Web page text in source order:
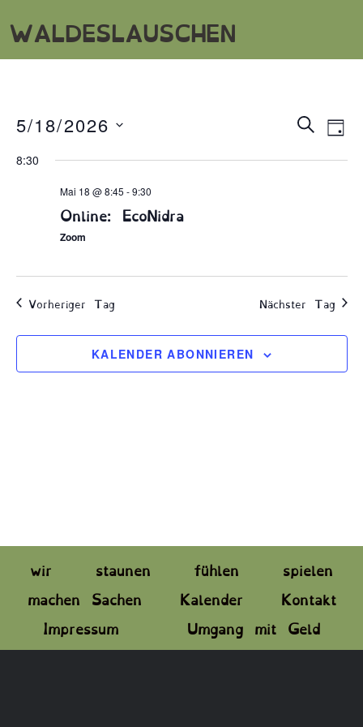
WALDESLAUSCHEN
Suche
SUCHE
5/18/2026
wählen.
8:30
Mai 18 @ 8:45 -9:30
Online: EcoNidra
Zoom
Vorheriger Tag Nächster Tag
KALENDER ABONNIEREN
wir staunen fühlen
spielen
machen Sachen
Kalender
Kontakt
Impressum
Umgang mit Geld